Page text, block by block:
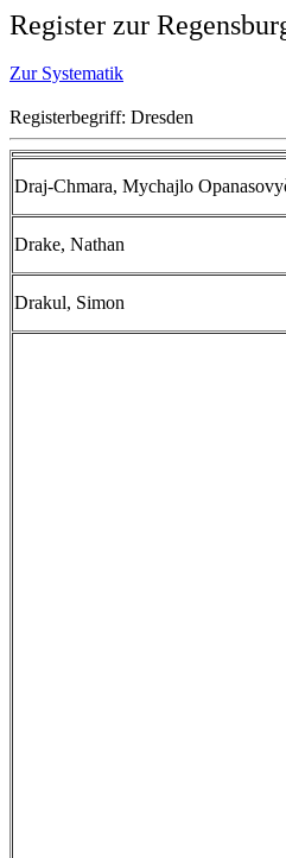
Register zur
Zur Systematik
Registerbegriff: Dresden
Draj-Chmara, Mychajlo
Drake, Nathan
Drakul, Simon